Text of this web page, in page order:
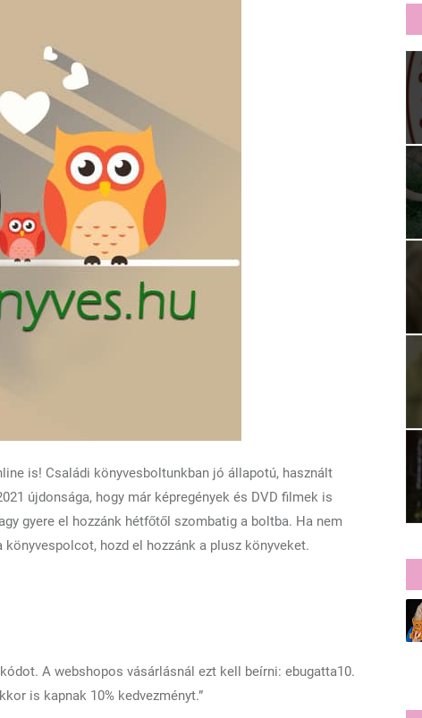
is! Családi könyvesboltunkban jó állapotú, használt
újdonsága, hogy már képregények és DVD filmek is
gyere el hozzánk hétfőtől szombatig a boltba. Ha nem
hozd el hozzánk a plusz könyveket.
A webshopos vásárlásnál ezt kell beírni: ebugatta10.
is kapnak 10% kedvezményt.”